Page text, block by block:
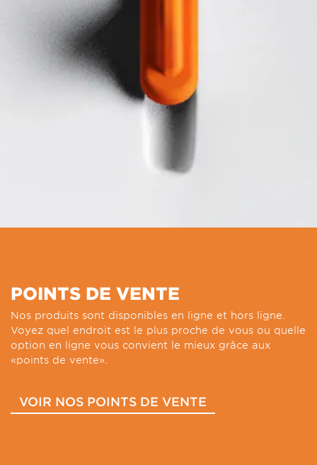
POINTS DE VENTE
Nos produits sont disponibles en ligne et hors ligne.
Voyez quel endroit est le plus proche de vous ou quelle
option en ligne vous convient le mieux grâce aux
«points de vente».
VOIR NOS POINTS DE VENTE